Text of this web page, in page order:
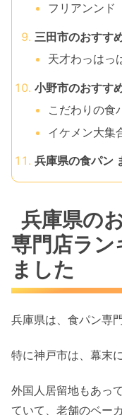
フリアンンド
三田市のおすす
天才わっはっ
小野市のおすす
こだわりの食
イケメン大集
兵庫県の食パン
兵庫県の
専門店ラ
ました
兵庫県は、食パン専
特に神戸市は、幕末
外国人居留地もあっ
ていて、老舗のベー